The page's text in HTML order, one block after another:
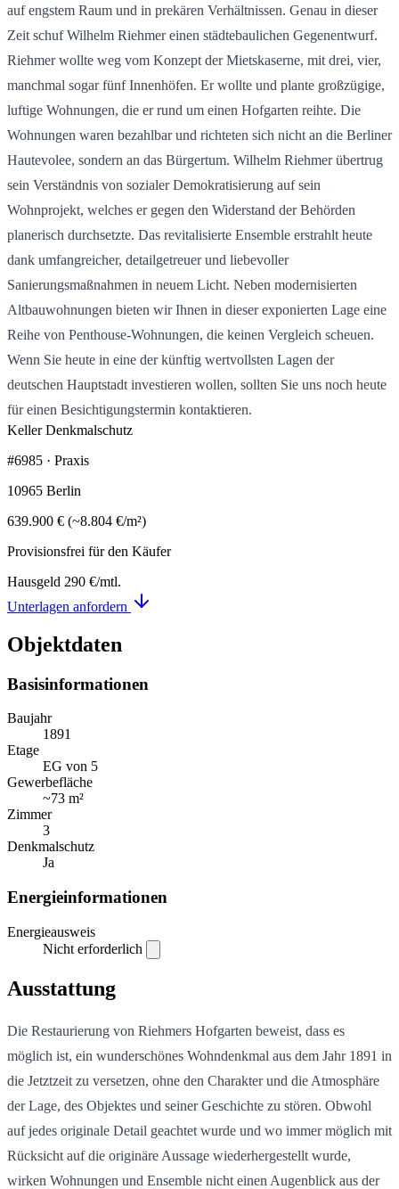
auf engstem Raum und in prekären Verhältnissen. Genau in dieser
Zeit schuf Wilhelm Riehmer einen städtebaulichen Gegenentwurf.
Riehmer wollte weg vom Konzept der Mietskaserne, mit drei, vier,
manchmal sogar fünf Innenhöfen. Er wollte und plante großzügige,
luftige Wohnungen, die er rund um einen Hofgarten reihte. Die
Wohnungen waren bezahlbar und richteten sich nicht an die Berliner
Hautevolee, sondern an das Bürgertum. Wilhelm Riehmer übertrug
sein Verständnis von sozialer Demokratisierung auf sein
Wohnprojekt, welches er gegen den Widerstand der Behörden
planerisch durchsetzte. Das revitalisierte Ensemble erstrahlt heute
dank umfangreicher, detailgetreuer und liebevoller
Sanierungsmaßnahmen in neuem Licht. Neben modernisierten
Altbauwohnungen bieten wir Ihnen in dieser exponierten Lage eine
Reihe von Penthouse-Wohnungen, die keinen Vergleich scheuen.
Wenn Sie heute in eine der künftig wertvollsten Lagen der
deutschen Hauptstadt investieren wollen, sollten Sie uns noch heute
für einen Besichtigungstermin kontaktieren.
KellerDenkmalschutz
#6985 · Praxis
10965 Berlin
639.900 € (~8.804 €/m²)
Provisionsfrei für den Käufer
Hausgeld 290 €/mtl.
Unterlagen anfordern
Objektdaten
Basisinformationen
Baujahr
1891
Etage
EG von 5
Gewerbefläche
~73 m²
Zimmer
3
Denkmalschutz
Ja
Energieinformationen
Energieausweis
Nicht erforderlich
Ausstattung
Die Restaurierung von Riehmers Hofgarten beweist, dass es
möglich ist, ein wunderschönes Wohndenkmal aus dem Jahr 1891 in
die Jetztzeit zu versetzen, ohne den Charakter und die Atmosphäre
der Lage, des Objektes und seiner Geschichte zu stören. Obwohl
auf jedes originale Detail geachtet wurde und wo immer möglich mit
Rücksicht auf die originäre Aussage wiederhergestellt wurde,
wirken Wohnungen und Ensemble nicht einen Augenblick aus der